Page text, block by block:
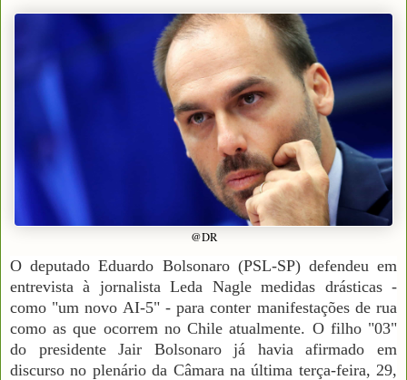
@DR
O deputado Eduardo Bolsonaro (PSL-SP) defendeu em
entrevista à jornalista Leda Nagle medidas drásticas -
como "um novo AI-5" - para conter manifestações de rua
como as que ocorrem no Chile atualmente. O filho "03"
do presidente Jair Bolsonaro já havia afirmado em
discurso no plenário da Câmara na última terça-feira, 29,